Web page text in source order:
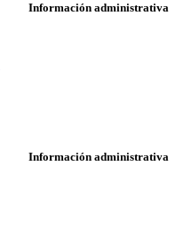
Información administrativa
Información administrativa